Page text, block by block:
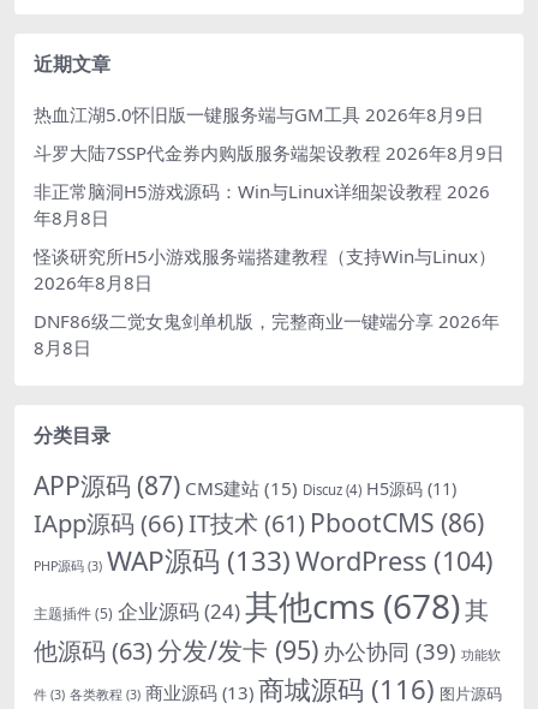
近期文章
热血江湖5.0怀旧版一键服务端与GM工具 2026年8月9日
斗罗大陆7SSP代金券内购版服务端架设教程 2026年8月9日
非正常脑洞H5游戏源码：Win与Linux详细架设教程 2026
年8月8日
怪谈研究所H5小游戏服务端搭建教程（支持Win与Linux）
2026年8月8日
DNF86级二觉女鬼剑单机版，完整商业一键端分享 2026年
8月8日
分类目录
APP源码 (87) CMS建站 (15) Discuz (4) H5源码 (11)
IApp源码 (66)IT技术(61) PbootCMS (86)
PHP源码 (3) WAP源码 (133)WordPress (104)
主题插件(5) 企业源码(24)其他cms (678)其
他源码 (63)分发/发卡 (95) 办公协同 (39) 功能软
件 (3) 各类教程 (3) 商业源码 (13) 商城源码 (116) 图片源码